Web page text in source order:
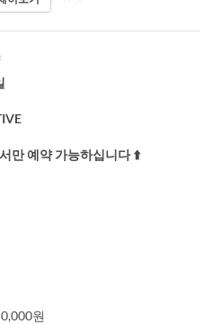
만 예약 가능하십니다 ⬆️
원